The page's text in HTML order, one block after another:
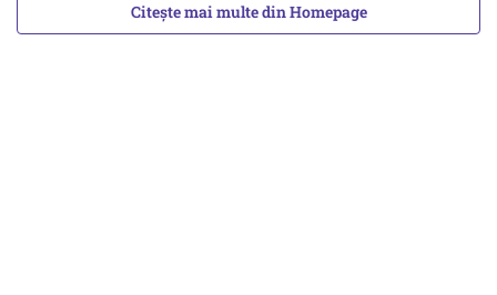
Citește mai multe din Homepage